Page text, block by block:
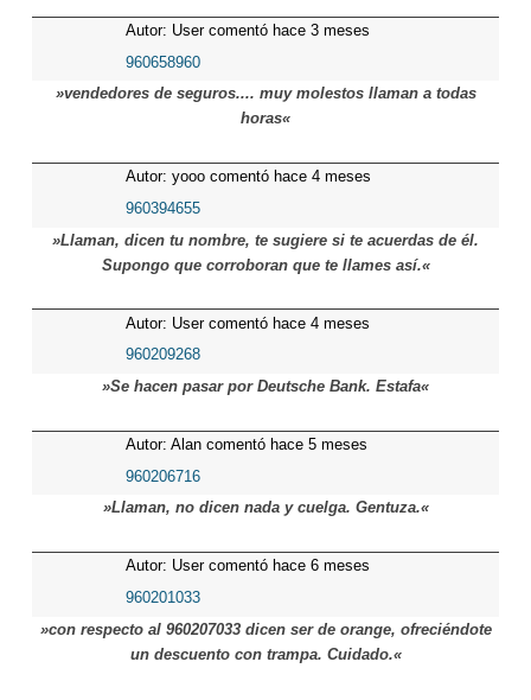
Autor: User comentó hace 3 meses
960658960
»vendedores de seguros.... muy molestos llaman a todas
horas«
Autor: yooo comentó hace 4 meses
960394655
»Llaman, dicen tu nombre, te sugiere si te acuerdas de él.
Supongo que corroboran que te llames así.«
Autor: User comentó hace 4 meses
960209268
»Se hacen pasar por Deutsche Bank. Estafa«
Autor: Alan comentó hace 5 meses
960206716
»Llaman, no dicen nada y cuelga. Gentuza.«
Autor: User comentó hace 6 meses
960201033
»con respecto al 960207033 dicen ser de orange, ofreciéndote
un descuento con trampa. Cuidado.«